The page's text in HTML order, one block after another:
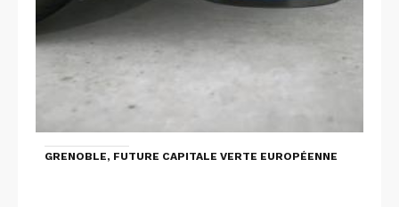
GRENOBLE, FUTURE CAPITALE VERTE EUROPÉENNE